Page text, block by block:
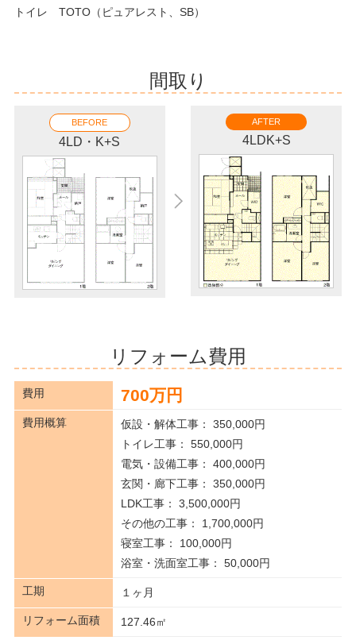
トイレ TOTO（ピュアレスト、SB）
間取り
BEFORE
4LD・K+S
AFTER
4LDK+S
リフォーム費用
費用 700万円
費用概算
仮設・解体工事： 350,000円
トイレ工事： 550,000円
電気・設備工事： 400,000円
玄関・廊下工事： 350,000円
LDK工事： 3,500,000円
その他の工事： 1,700,000円
寝室工事： 100,000円
浴室・洗面室工事： 50,000円
工期 １ヶ月
リフォーム面積 127.46㎡